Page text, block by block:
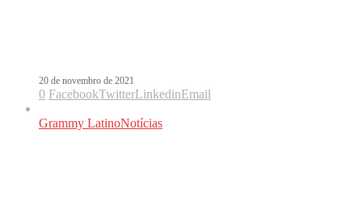
20 de novembro de 2021
0 FacebookTwitterLinkedinEmail
Grammy LatinoNotícias